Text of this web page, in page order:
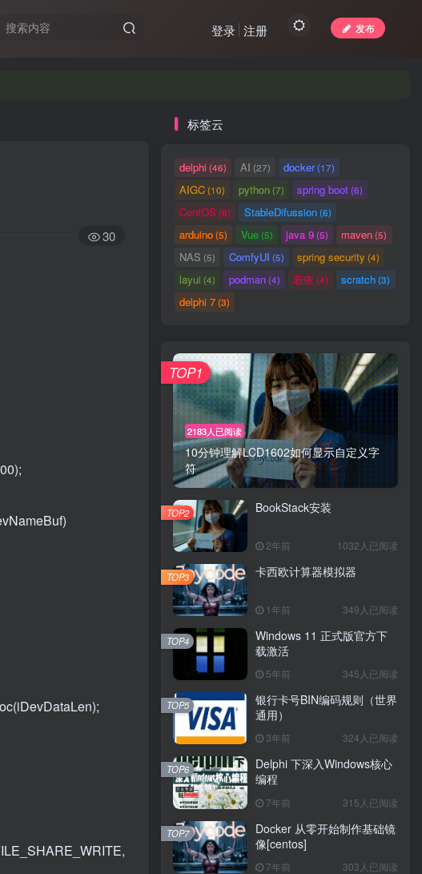
发布
登录 注册
30
标签云
delphi(46) AI (27) docker(17)
AIGC(10) python(7) spring boot(6)
CentOS (6) StableDifussion(6)
arduino(5) Vue(5) java 9(5) maven(5)
NAS (5) ComfyUI (5) spring security (4)
layui (4) podman(4) 若依 (4) scratch(3)
delphi 7(3)
2183人已阅读
10分钟理解LCD1602如何显示自定义字
符
TOP1
BookStack安装
2年前 1032人已阅读
TOP2
卡西欧计算器模拟器
1年前 349人已阅读
TOP3
Windows 11 正式版官方下
载激活
5年前 345人已阅读
TOP4
银行卡号BIN编码规则（世界
通用）
3年前 324人已阅读
TOP5
Delphi 下深入Windows核心
编程
7年前 315人已阅读
TOP6
Docker 从零开始制作基础镜
像[centos]
7年前 303人已阅读
TOP7